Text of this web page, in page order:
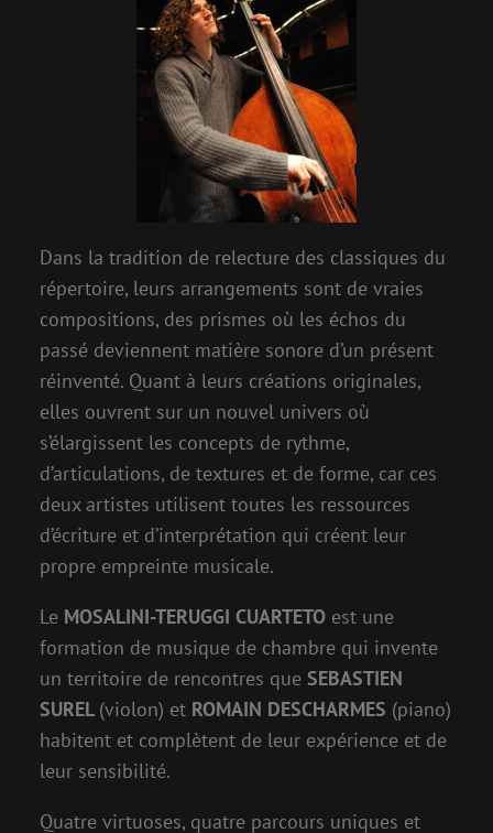
Dans la tradition de relecture des classiques du
répertoire, leurs arrangements sont de vraies
compositions, des prismes où les échos du
passé deviennent matière sonore d’un présent
réinventé. Quant à leurs créations originales,
elles ouvrent sur un nouvel univers où
s’élargissent les concepts de rythme,
d’articulations, de textures et de forme, car ces
deux artistes utilisent toutes les ressources
d’écriture et d’interprétation qui créent leur
propre empreinte musicale.
Le MOSALINI-TERUGGI CUARTETO est une
formation de musique de chambre qui invente
un territoire de rencontres que SEBASTIEN
SUREL (violon) et ROMAIN DESCHARMES (piano)
habitent et complètent de leur expérience et de
leur sensibilité.
Quatre virtuoses, quatre parcours uniques et